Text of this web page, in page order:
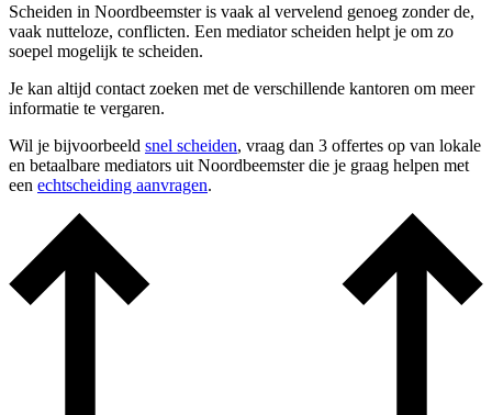
Scheiden in Noordbeemster is vaak al vervelend genoeg zonder de,
vaak nutteloze, conflicten. Een mediator scheiden helpt je om zo
soepel mogelijk te scheiden.
Je kan altijd contact zoeken met de verschillende kantoren om meer
informatie te vergaren.
Wil je bijvoorbeeld snel scheiden, vraag dan 3 offertes op van lokale
en betaalbare mediators uit Noordbeemster die je graag helpen met
een echtscheiding aanvragen.